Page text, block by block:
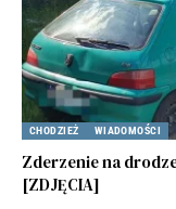
CHODZIEŻ WIADOMOŚCI
Zderzenie na
[ZDJĘCIA]